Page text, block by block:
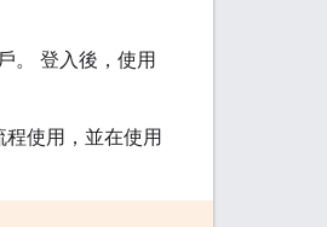
。 登入後，使用
程使用，並在使用